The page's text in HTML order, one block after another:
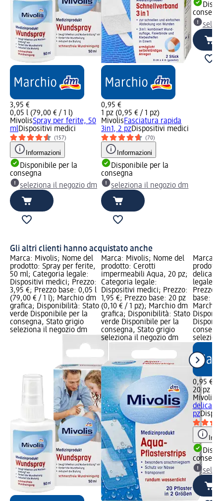
3,95 €
0,05 l (79,00 € / 1 l)
MivolisSpray per ferite, 50
mlDispositivi medici
(157)
Informazioni
Disponibile per la
consegna
seleziona il negozio dm
0,95 €
1 pz (0,95 € / 1 pz)
MivolisFasciatura rapida
3in1, 2 pzDispositivi medici
(70)
Informazioni
Disponibile per la
consegna
seleziona il negozio dm
Gli altri clienti hanno acquistato anche
Marca: Mivolis; Nome del
prodotto: Spray per ferite,
50 ml; Categoria legale:
Dispositivi medici; Prezzo:
3,95 €; Prezzo base: 0,05 l
(79,00 € / 1 l); Marchio dm
grafica; Disponibilità: Stato
verde Disponibile per la
consegna, Stato grigio
seleziona il negozio dm
Marca: Mivolis; Nome del
prodotto: Cerotti
impermeabili Aqua, 20 pz;
Categoria legale:
Dispositivi medici; Prezzo:
1,95 €; Prezzo base: 20 pz
(0,10 € / 1 pz); Marchio dm
grafica; Disponibilità: Stato
verde Disponibile per la
consegna, Stato grigio
seleziona il negozio dm
Marca:
delicate,
legale:
Prezzo:
base:
Marchio
0,95 €
20 pz
Mivolis
delicate,
pz